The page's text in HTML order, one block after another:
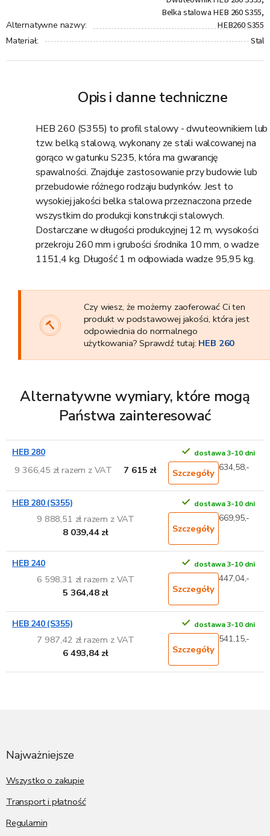
Alternatywne nazwy:
Belka stalowa HEB 260 S355,
HEB260 S355
Materiał: Stal
Opis i danne techniczne
HEB 260 (S355) to profil stalowy - dwuteownikiem lub
tzw. belką stalową, wykonany ze stali walcowanej na
gorąco w gatunku S235, która ma gwarancję
spawalności. Znajduje zastosowanie przy budowie lub
przebudowie różnego rodzaju budynków. Jest to
wysokiej jakości belka stalowa przeznaczona przede
wszystkim do produkcji konstrukcji stalowych.
Dostarczane w długości produkcyjnej 12 m, wysokości
przekroju 260 mm i grubości środnika 10 mm, o wadze
1151,4 kg. Długość 1 m odpowiada wadze 95,95 kg.
Czy wiesz, że możemy zaoferować Ci ten
produkt w podstawowej jakości, która jest
odpowiednia do normalnego
użytkowania? Sprawdź tutaj: HEB 260
Alternatywne wymiary, które mogą
Państwa zainteresować
HEB 280 dostawa 3-10 dni
9 366,45 zł razem z VAT 7 615 zł Szczegóły 634,58,-
HEB 280 (S355) dostawa 3-10 dni
9 888,51 zł razem z VAT
8 039,44 zł
Szczegóły
669,95,-
HEB 240 dostawa 3-10 dni
6 598,31 zł razem z VAT
5 364,48 zł
Szczegóły
447,04,-
HEB 240 (S355) dostawa 3-10 dni
7 987,42 zł razem z VAT
6 493,84 zł
Szczegóły
541,15,-
Najważniejsze
Wszystko o zakupie
Transport i płatność
Regulamin